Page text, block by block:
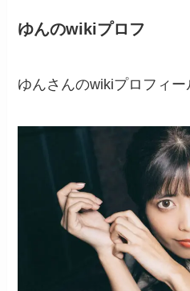
ゆんのwikiプロフ
ゆんさんのwikiプロフィー